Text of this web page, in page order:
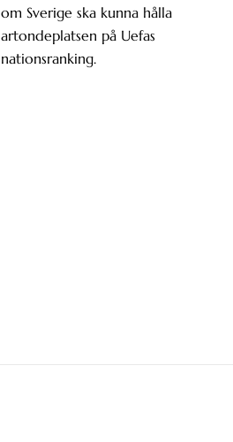
om Sverige ska kunna hålla
artondeplatsen på Uefas
nationsranking.